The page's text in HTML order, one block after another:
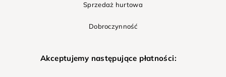
Sprzedaż hurtowa
Dobroczynność
Akceptujemy następujące płatności: